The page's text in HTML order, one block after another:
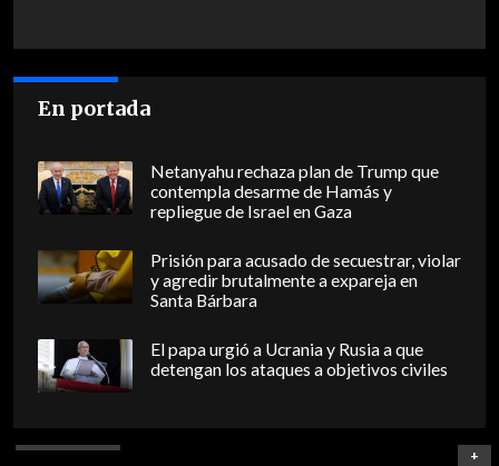
En portada
Netanyahu rechaza plan de Trump que
contempla desarme de Hamás y
repliegue de Israel en Gaza
Prisión para acusado de secuestrar, violar
y agredir brutalmente a expareja en
Santa Bárbara
El papa urgió a Ucrania y Rusia a que
detengan los ataques a objetivos civiles
+